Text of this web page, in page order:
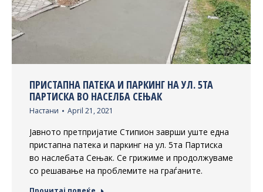
ПРИСТАПНА ПАТЕКА И ПАРКИНГ НА УЛ. 5ТА
ПАРТИСКА ВО НАСЕЛБА СЕЊАК
Настани April 21, 2021
Јавното претпријатие Стипион заврши уште една
пристапна патека и паркинг на ул. 5та Партиска
во наслебата Сењак. Се грижиме и продолжуваме
со решавање на проблемите на граѓаните.